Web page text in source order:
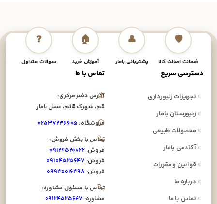
🛡️
ضمانت اصالت کالا
👤
پشتیبانی بامار
🏠
آموزش خرید
❓
سوالات متداول
دسترسی سریع
»تجهیزات زنبورداری
»زنبورستان بامار
»محصولات طبیعی
»آکادمی بامار
»قوانین و مقررات
»درباره ما
»تماس با ما
تماس با ما
آدرس دفتر مرکزی:
قم، شهرک قائم، عسل بامار
فروشگاه: ۰۲۵۳۷۲۳۶۶۰۵
تماس با بخش فروش:
فروش: ۰۹۱۲۴۵۲۰۸۲۲
فروش: ۰۹۱۰۴۵۲۵۶۴۷
فروش: ۰۹۹۳۰۰۱۶۳۹۸
تماس با مسئول مشاوره:
مشاوره: ۰۹۱۲۴۵۲۵۶۴۷